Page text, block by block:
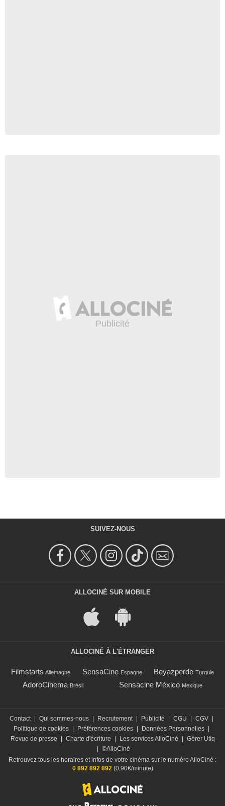
SUIVEZ-NOUS
ALLOCINÉ SUR MOBILE
ALLOCINÉ À L'ÉTRANGER
Filmstarts Allemagne SensaCine Espagne Beyazperde Turquie
AdoroCinema Brésil Sensacine México Mexique
Contact Qui sommes-nous Recrutement Publicité CGU CGV
Politique de cookies
Préférences cookies Données Personnelles
Revue de presse
Charte d'écriture Les services AlloCiné
Gérer Utiq
©AlloCiné
Retrouvez tous les horaires et infos de votre cinéma sur le numéro AlloCiné :
0 892 892 892(0,90€/minute)